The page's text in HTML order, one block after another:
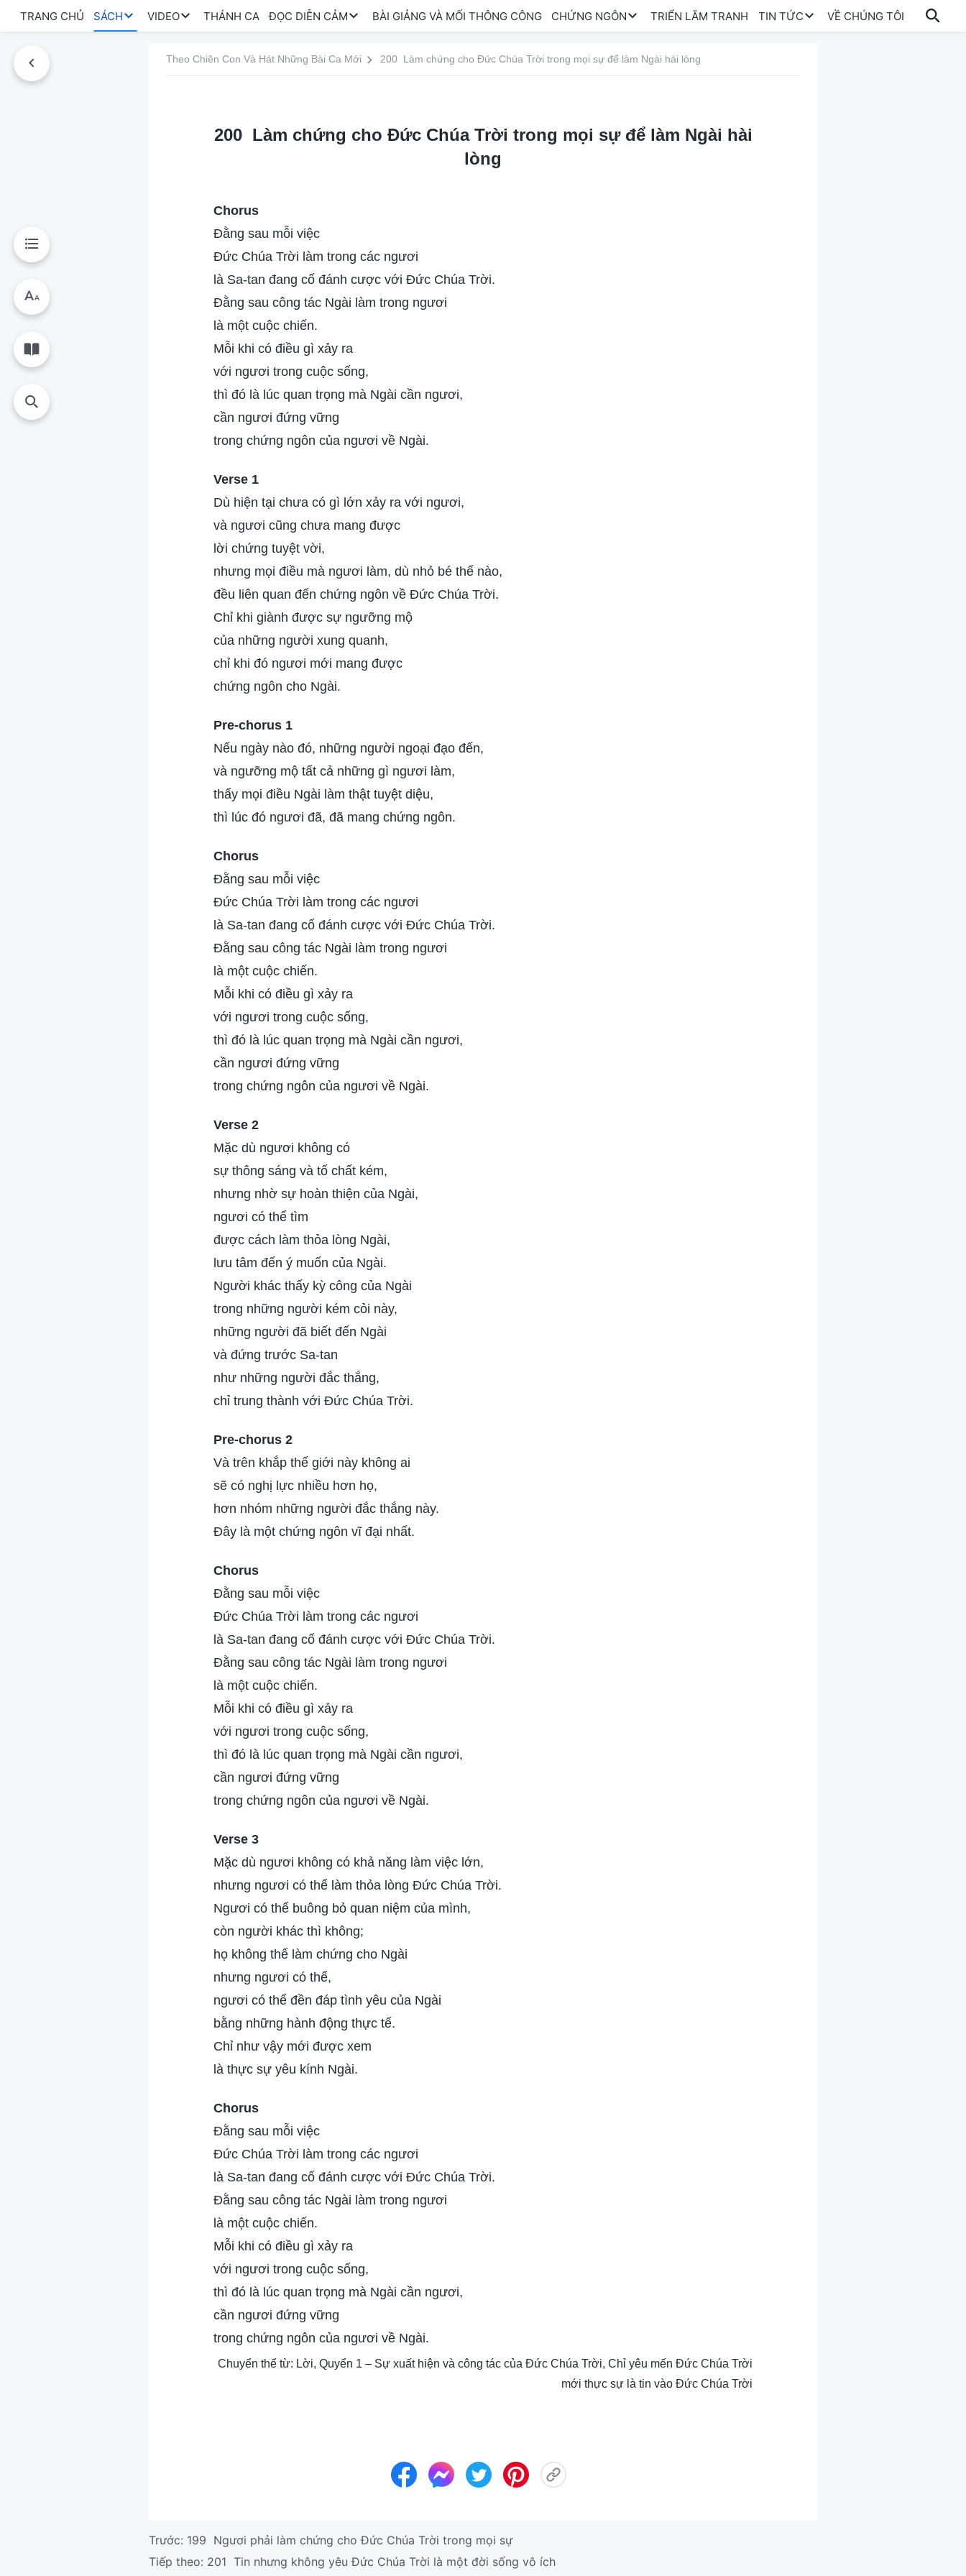
TRANG CHỦ SÁCH VIDEO THÁNH CA ĐỌC DIỄN CẢM BÀI GIẢNG VÀ MỐI THÔNG CÔNG CHỨNG NGÔN TRIỂN LÃM TRANH TIN TỨC VỀ CHÚNG TÔI
Theo Chiên Con Và Hát Những Bài Ca Mới 200 Làm chứng cho Đức Chúa Trời trong mọi sự để làm Ngài hài lòng
200 Làm chứng cho Đức Chúa Trời trong mọi sự để làm Ngài hài
lòng
Chorus
Đằng sau mỗi việc
Đức Chúa Trời làm trong các ngươi
là Sa-tan đang cố đánh cược với Đức Chúa Trời.
Đằng sau công tác Ngài làm trong ngươi
là một cuộc chiến.
Mỗi khi có điều gì xảy ra
với ngươi trong cuộc sống,
thì đó là lúc quan trọng mà Ngài cần ngươi,
cần ngươi đứng vững
trong chứng ngôn của ngươi về Ngài.
Verse 1
Dù hiện tại chưa có gì lớn xảy ra với ngươi,
và ngươi cũng chưa mang được
lời chứng tuyệt vời,
nhưng mọi điều mà ngươi làm, dù nhỏ bé thế nào,
đều liên quan đến chứng ngôn về Đức Chúa Trời.
Chỉ khi giành được sự ngưỡng mộ
của những người xung quanh,
chỉ khi đó ngươi mới mang được
chứng ngôn cho Ngài.
Pre-chorus 1
Nếu ngày nào đó, những người ngoại đạo đến,
và ngưỡng mộ tất cả những gì ngươi làm,
thấy mọi điều Ngài làm thật tuyệt diệu,
thì lúc đó ngươi đã, đã mang chứng ngôn.
Chorus
Đằng sau mỗi việc
Đức Chúa Trời làm trong các ngươi
là Sa-tan đang cố đánh cược với Đức Chúa Trời.
Đằng sau công tác Ngài làm trong ngươi
là một cuộc chiến.
Mỗi khi có điều gì xảy ra
với ngươi trong cuộc sống,
thì đó là lúc quan trọng mà Ngài cần ngươi,
cần ngươi đứng vững
trong chứng ngôn của ngươi về Ngài.
Verse 2
Mặc dù ngươi không có
sự thông sáng và tố chất kém,
nhưng nhờ sự hoàn thiện của Ngài,
ngươi có thể tìm
được cách làm thỏa lòng Ngài,
lưu tâm đến ý muốn của Ngài.
Người khác thấy kỳ công của Ngài
trong những người kém cỏi này,
những người đã biết đến Ngài
và đứng trước Sa-tan
như những người đắc thắng,
chỉ trung thành với Đức Chúa Trời.
Pre-chorus 2
Và trên khắp thế giới này không ai
sẽ có nghị lực nhiều hơn họ,
hơn nhóm những người đắc thắng này.
Đây là một chứng ngôn vĩ đại nhất.
Chorus
Đằng sau mỗi việc
Đức Chúa Trời làm trong các ngươi
là Sa-tan đang cố đánh cược với Đức Chúa Trời.
Đằng sau công tác Ngài làm trong ngươi
là một cuộc chiến.
Mỗi khi có điều gì xảy ra
với ngươi trong cuộc sống,
thì đó là lúc quan trọng mà Ngài cần ngươi,
cần ngươi đứng vững
trong chứng ngôn của ngươi về Ngài.
Verse 3
Mặc dù ngươi không có khả năng làm việc lớn,
nhưng ngươi có thể làm thỏa lòng Đức Chúa Trời.
Ngươi có thể buông bỏ quan niệm của mình,
còn người khác thì không;
họ không thể làm chứng cho Ngài
nhưng ngươi có thể,
ngươi có thể đền đáp tình yêu của Ngài
bằng những hành động thực tế.
Chỉ như vậy mới được xem
là thực sự yêu kính Ngài.
Chorus
Đằng sau mỗi việc
Đức Chúa Trời làm trong các ngươi
là Sa-tan đang cố đánh cược với Đức Chúa Trời.
Đằng sau công tác Ngài làm trong ngươi
là một cuộc chiến.
Mỗi khi có điều gì xảy ra
với ngươi trong cuộc sống,
thì đó là lúc quan trọng mà Ngài cần ngươi,
cần ngươi đứng vững
trong chứng ngôn của ngươi về Ngài.
Chuyển thể từ: Lời, Quyển 1 – Sự xuất hiện và công tác của Đức Chúa Trời, Chỉ yêu mến Đức Chúa Trời
mới thực sự là tin vào Đức Chúa Trời
Trước: 199 Ngươi phải làm chứng cho Đức Chúa Trời trong mọi sự
Tiếp theo: 201 Tin nhưng không yêu Đức Chúa Trời là một đời sống vô ích